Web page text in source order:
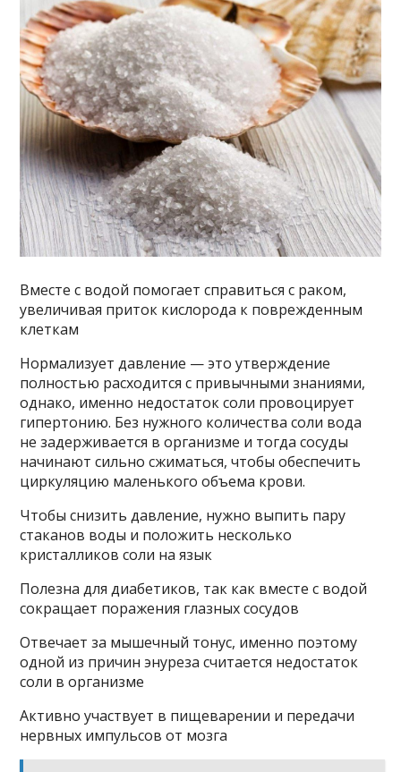
Вместе с водой помогает справиться с раком,
увеличивая приток кислорода к поврежденным
клеткам
Нормализует давление — это утверждение
полностью расходится с привычными знаниями,
однако, именно недостаток соли провоцирует
гипертонию. Без нужного количества соли вода
не задерживается в организме и тогда сосуды
начинают сильно сжиматься, чтобы обеспечить
циркуляцию маленького объема крови.
Чтобы снизить давление, нужно выпить пару
стаканов воды и положить несколько
кристалликов соли на язык
Полезна для диабетиков, так как вместе с водой
сокращает поражения глазных сосудов
Отвечает за мышечный тонус, именно поэтому
одной из причин энуреза считается недостаток
соли в организме
Активно участвует в пищеварении и передачи
нервных импульсов от мозга